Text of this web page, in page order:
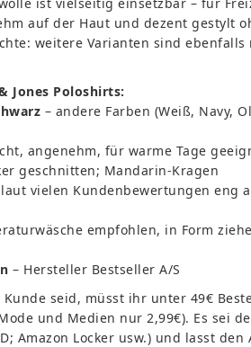
auf der Haut und dezent gestylt
weitere Varianten sind
Jones Poloshirts:
– andere Farben (Weiß, Navy,
angenehm, für warme Tage
geschnitten; Mandarin-Kragen
vielen Kundenbewertungen eng
empfohlen, in Form
– Hersteller Bestseller A/S
seid, müsst ihr unter 49€
und Medien nur 2,99€). Es sei
Amazon Locker usw.) und lasst